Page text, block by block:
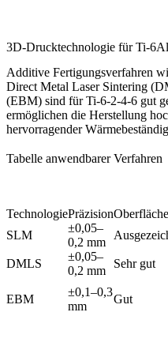
3D-Drucktechnologie für Ti-
Additive Fertigungsverfahren
Direct Metal Laser Sintering
(EBM) sind für Ti-6-2-4-6 gut
ermöglichen die Herstellung
hervorragender
Tabelle anwendbarer Verfahren
TechnologiePräzision
SLM
±0,05–
0,2 mm
DMLS
±0,05–
0,2 mm
Sehr gut
EBM
±0,1–0,3
mm
Gut